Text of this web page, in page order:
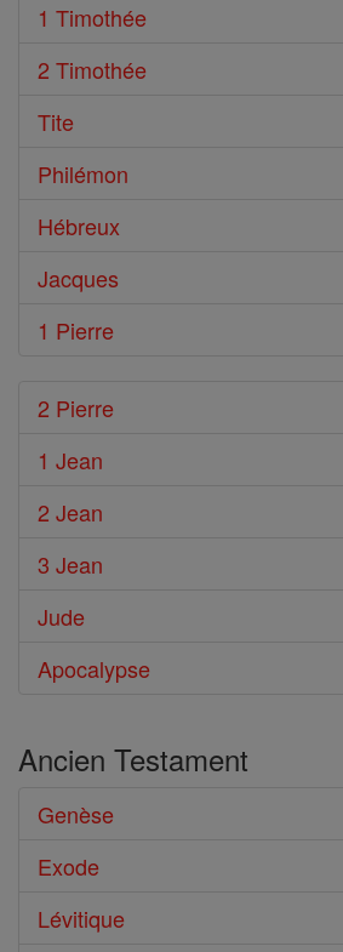
1 Timothée
2 Timothée
Tite
Philémon
Hébreux
Jacques
1 Pierre
2 Pierre
1 Jean
2 Jean
3 Jean
Jude
Apocalypse
Ancien Testament
Genèse
Exode
Lévitique